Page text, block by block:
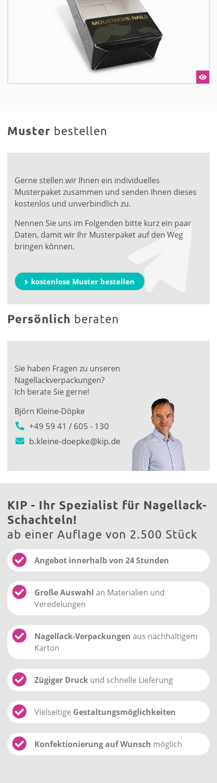
Muster bestellen
Gerne stellen wir Ihnen ein individuelles
Musterpaket zusammen und senden Ihnen dieses
kostenlos und unverbindlich zu.
Nennen Sie uns im Folgenden bitte kurz ein paar
Daten, damit wir Ihr Musterpaket auf den Weg
bringen können.
kostenlose Muster bestellen
Persönlich beraten
Sie haben Fragen zu unseren
Nagellackverpackungen?
Ich berate Sie gerne!
Björn Kleine-Döpke
+49 59 41 / 605 - 130
b.kleine-doepke@kip.de
KIP - Ihr Spezialist für Nagellack-
Schachteln!
ab einer Auflage von 2.500 Stück
Angebot innerhalb von 24 Stunden
Große Auswahl an Materialien und
Veredelungen
Nagellack-Verpackungen aus nachhaltigem
Karton
Zügiger Druck und schnelle Lieferung
Vielseitige Gestaltungsmöglichkeiten
Konfektionierung auf Wunsch möglich